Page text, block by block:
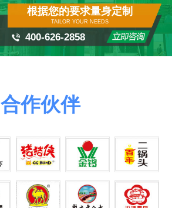
根据您的要求量身定制
TAILOR YOUR NEEDS
400-626-2858
合作伙伴